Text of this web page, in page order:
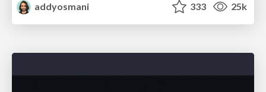
addyosmani
333 25k